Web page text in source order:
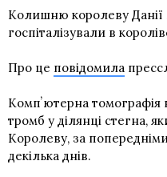
Колишню королеву
госпіталізували в
Про це повідомила
Компʼютерна
тромб у ділянці стегна,
Королеву, за
декілька днів.